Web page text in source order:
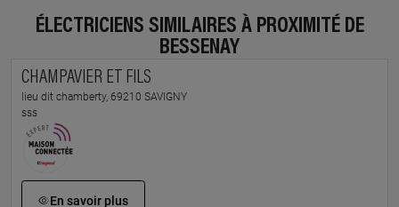
ÉLECTRICIENS SIMILAIRES À PROXIMITÉ DE
BESSENAY
CHAMPAVIER ET FILS
lieu dit chamberty, 69210 SAVIGNY
sss
En savoir plus